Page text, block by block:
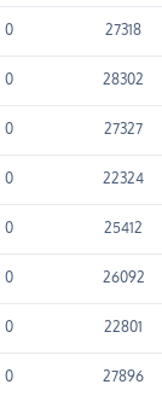
0 27318
0 28302
0 27327
0 22324
0 25412
0 26092
0 22801
0 27896